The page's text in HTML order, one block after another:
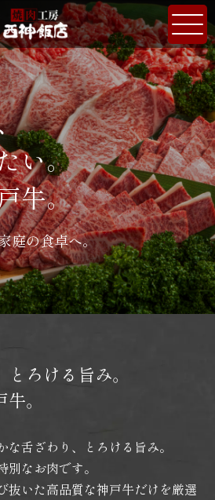
い。
牛。
庭の食卓へ。
とろける旨み。
。
舌ざわり、とろける旨み。
なお肉です。
抜いた高品質な神戸牛だけを厳選